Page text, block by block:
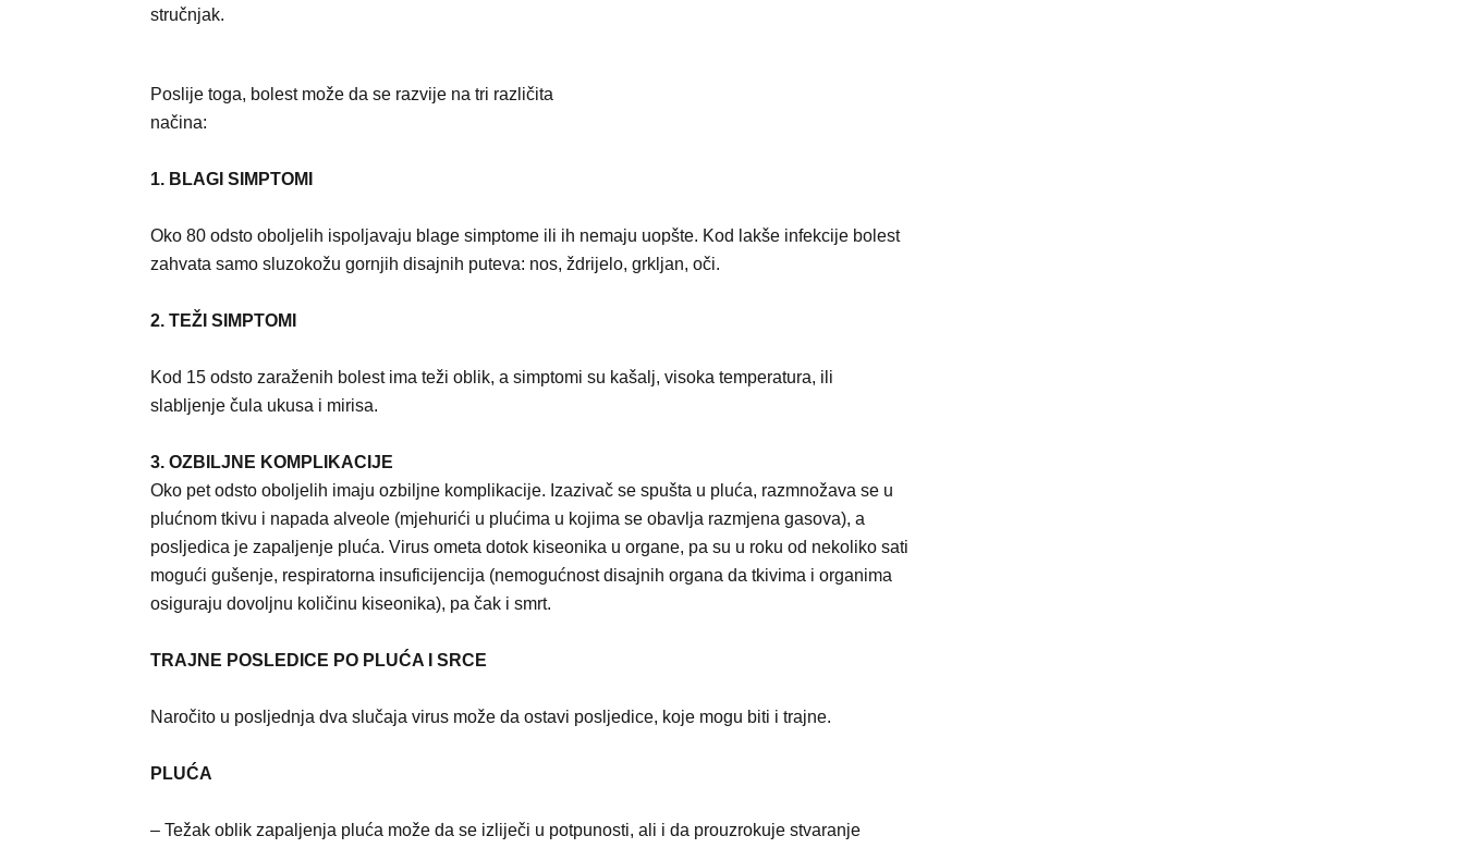
stručnjak.
Poslije toga, bolest može da se razvije na tri različita
načina:
1. BLAGI SIMPTOMI
Oko 80 odsto oboljelih ispoljavaju blage simptome ili ih nemaju uopšte. Kod lakše infekcije bolest
zahvata samo sluzokožu gornjih disajnih puteva: nos, ždrijelo, grkljan, oči.
2. TEŽI SIMPTOMI
Kod 15 odsto zaraženih bolest ima teži oblik, a simptomi su kašalj, visoka temperatura, ili
slabljenje čula ukusa i mirisa.
3. OZBILJNE KOMPLIKACIJE
Oko pet odsto oboljelih imaju ozbiljne komplikacije. Izazivač se spušta u pluća, razmnožava se u
plućnom tkivu i napada alveole (mjehurići u plućima u kojima se obavlja razmjena gasova), a
posljedica je zapaljenje pluća. Virus ometa dotok kiseonika u organe, pa su u roku od nekoliko sati
mogući gušenje, respiratorna insuficijencija (nemogućnost disajnih organa da tkivima i organima
osiguraju dovoljnu količinu kiseonika), pa čak i smrt.
TRAJNE POSLEDICE PO PLUĆA I SRCE
Naročito u posljednja dva slučaja virus može da ostavi posljedice, koje mogu biti i trajne.
PLUĆA
– Težak oblik zapaljenja pluća može da se izliječi u potpunosti, ali i da prouzrokuje stvaranje